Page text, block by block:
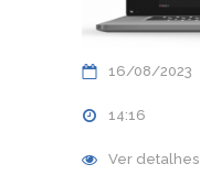
16/08/2023
14:16
Ver detalhes